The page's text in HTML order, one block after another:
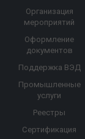
Организация
мероприятий
Оформление
документов
Поддержка ВЭД
Промышленные
услуги
Реестры
Сертификация